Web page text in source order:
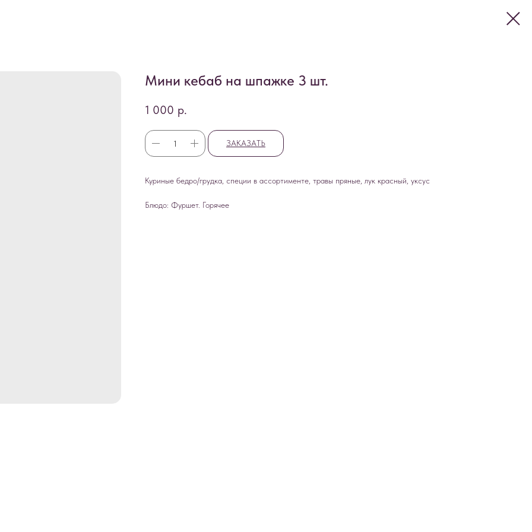
Мини кебаб на шпажке 3 шт.
1 000 р.
ЗАКАЗАТЬ
Куриные бедро/грудка, специи в ассортименте, травы пряные, лук красный, уксус
Блюдо: Фуршет. Горячее